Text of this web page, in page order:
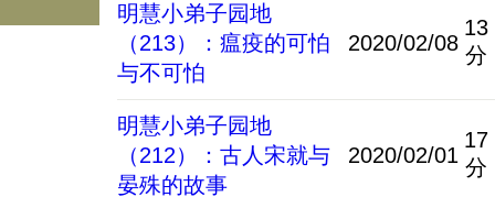
明慧小弟子园地
（213）：瘟疫的可怕
与不可怕
2020/02/08
13
分
明慧小弟子园地
（212）：古人宋就与
晏殊的故事
2020/02/01
17
分